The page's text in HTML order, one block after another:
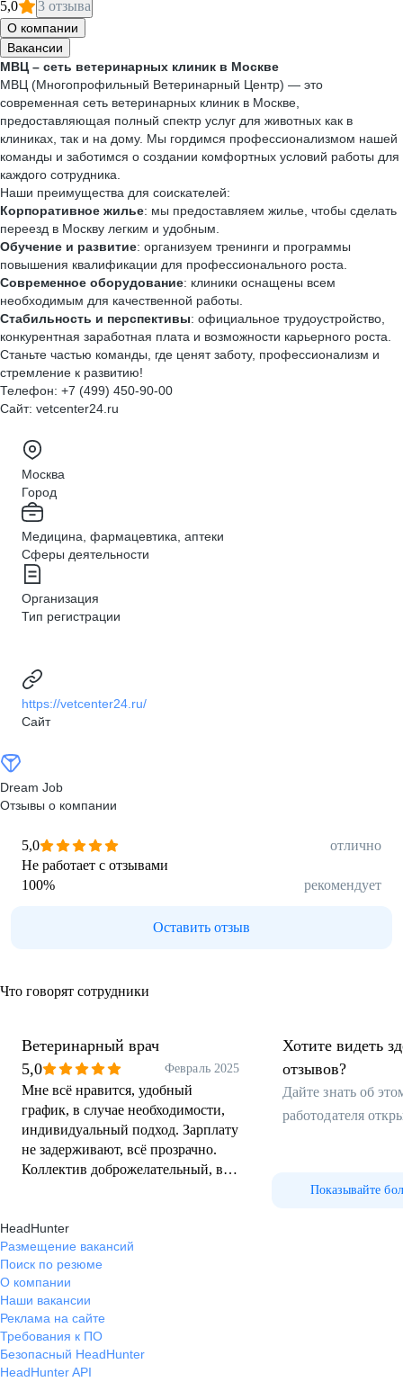
5,0 3 отзыва
О компании
Вакансии
МВЦ – сеть ветеринарных клиник в Москве
МВЦ (Многопрофильный Ветеринарный Центр) — это
современная сеть ветеринарных клиник в Москве,
предоставляющая полный спектр услуг для животных как в
клиниках, так и на дому. Мы гордимся профессионализмом нашей
команды и заботимся о создании комфортных условий работы для
каждого сотрудника.
Наши преимущества для соискателей:
Корпоративное жилье: мы предоставляем жилье, чтобы сделать
переезд в Москву легким и удобным.
Обучение и развитие: организуем тренинги и программы
повышения квалификации для профессионального роста.
Современное оборудование: клиники оснащены всем
необходимым для качественной работы.
Стабильность и перспективы: официальное трудоустройство,
конкурентная заработная плата и возможности карьерного роста.
Станьте частью команды, где ценят заботу, профессионализм и
стремление к развитию!
Телефон: +7 (499) 450-90-00
Сайт: vetcenter24.ru
Москва
Город
Медицина, фармацевтика, аптеки
Сферы деятельности
Организация
Тип регистрации
https://vetcenter24.ru/
Сайт
Dream Job
Отзывы о компании
5,0
отлично
Не работает с отзывами
100% рекомендует
Оставить отзыв
Что говорят сотрудники
Ветеринарный врач
5,0
Февраль 2025
Мне всё нравится, удобный
график, в случае необходимости,
индивидуальный подход. Зарплату
не задерживают, всё прозрачно.
Коллектив доброжелательный, всё
направляли и подсказывали.
Удобное расположение
Хотите видеть
отзывов?
Дайте знать об
работодателя
Показывайте
HeadHunter
Размещение вакансий
Поиск по резюме
О компании
Наши вакансии
Реклама на сайте
Требования к ПО
Безопасный HeadHunter
HeadHunter API